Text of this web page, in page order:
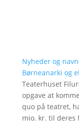
Nyheder og
Børneanarki og
Teaterhuset
opgave at
quo på teatret,
mio. kr. til deres